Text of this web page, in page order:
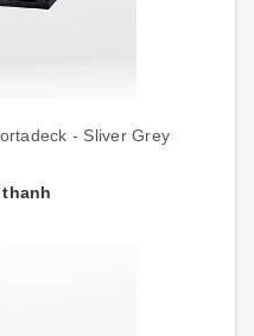
- Sliver Grey
thanh